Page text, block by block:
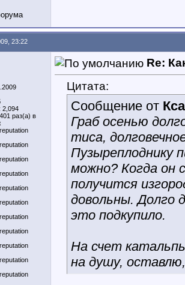
23:22
2,094
раз(а) в
Re:
Цитата:
Сообщение от
Граб осенью
тиса,
Пузыреплоднику
можно? Когда он
получится
довольны. Долго
это подкупило.
На счет
на душу,